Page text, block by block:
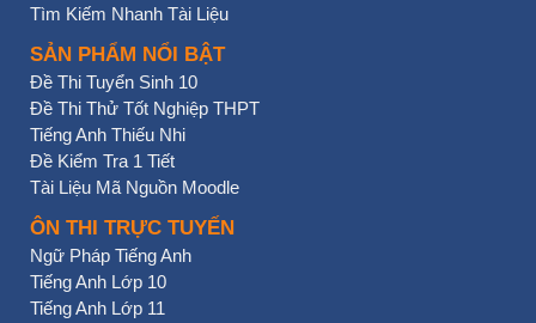
Tìm Kiếm Nhanh Tài Liệu
SẢN PHẨM NỔI BẬT
Đề Thi Tuyển Sinh 10
Đề Thi Thử Tốt Nghiệp THPT
Tiếng Anh Thiếu Nhi
Đề Kiểm Tra 1 Tiết
Tài Liệu Mã Nguồn Moodle
ÔN THI TRỰC TUYẾN
Ngữ Pháp Tiếng Anh
Tiếng Anh Lớp 10
Tiếng Anh Lớp 11